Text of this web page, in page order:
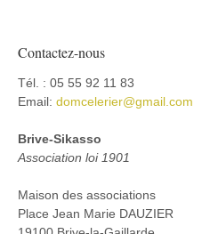
Contactez-nous
Tél. : 05 55 92 11 83
Email: domcelerier@gmail.com
Brive-Sikasso
Association loi 1901
Maison des associations
Place Jean Marie DAUZIER